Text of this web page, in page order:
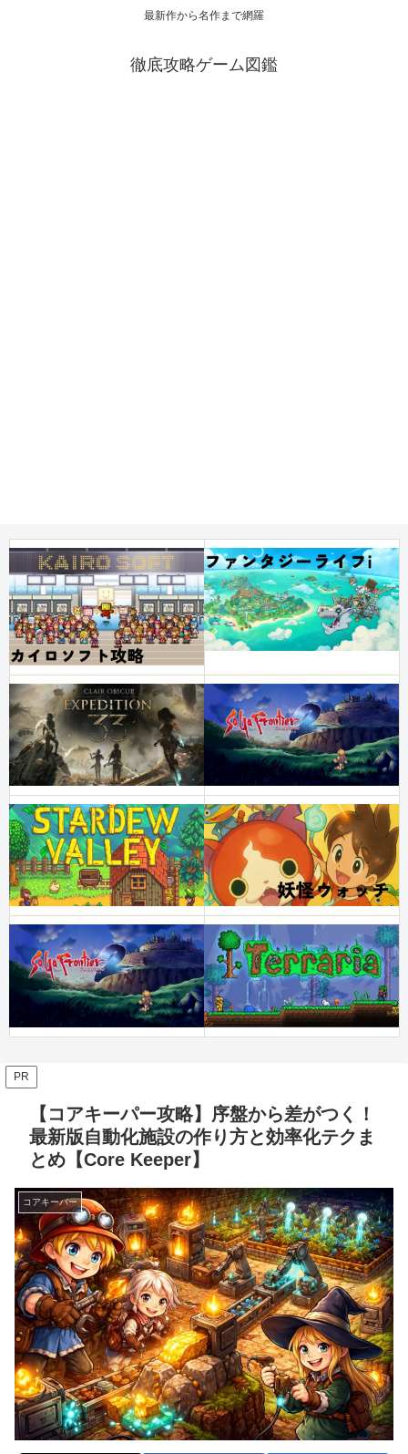
最新作から名作まで網羅
徹底攻略ゲーム図鑑
PR
【コアキーパー攻略】序盤から差がつく！
最新版自動化施設の作り方と効率化テクま
とめ【Core Keeper】
コアキーパー